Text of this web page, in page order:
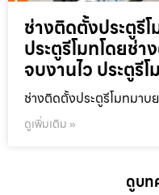
ช่างติดตั้งประตูรี
ประตูรีโมทโดยช่
จบงานไว ประตูรี
ช่างติดตั้งประตูรีโมทมาบ
ดูเพิ่มเติม »
ดูบท